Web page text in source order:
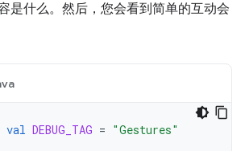
是什么。然后，您会看到简单的互动会
val DEBUG_TAG = "Gestures"